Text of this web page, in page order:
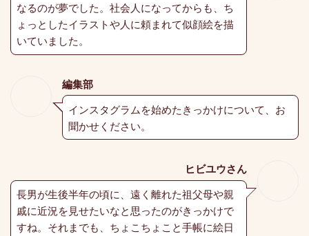
なるのが夢でした。社会人になってからも、ち
ょっとしたイラストや人に頼まれて似顔絵を描
いていました。
編集部
インスタグラムを始めたきっかけについて、お
聞かせください。
ヒビユウさん
長男が生後半年の頃に、遠く離れた祖父母や親
戚に近況を見せたいなと思ったのがきっかけで
すね。それまでも、ちょこちょこと手帳に絵日